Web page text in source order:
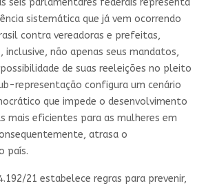
sistemática que já vem ocorrendo
contra vereadoras e prefeitas,
inclusive, não apenas seus mandatos,
de suas reeleições no pleito
representação configura um cenário
que impede o desenvolvimento
mais eficientes para as mulheres em
atrasa o
país.
21 estabelece regras para prevenir,